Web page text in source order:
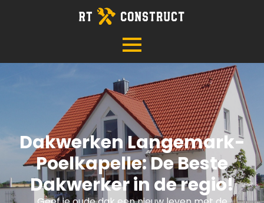
Dakwerken Langemark-
Poelkapelle: De Beste
Dakwerker in de regio!